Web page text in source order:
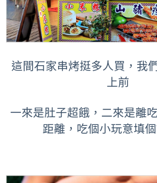
這間石家串烤挺多人買，我
上前
一來是肚子超餓，二來是離
距離，吃個小玩意填